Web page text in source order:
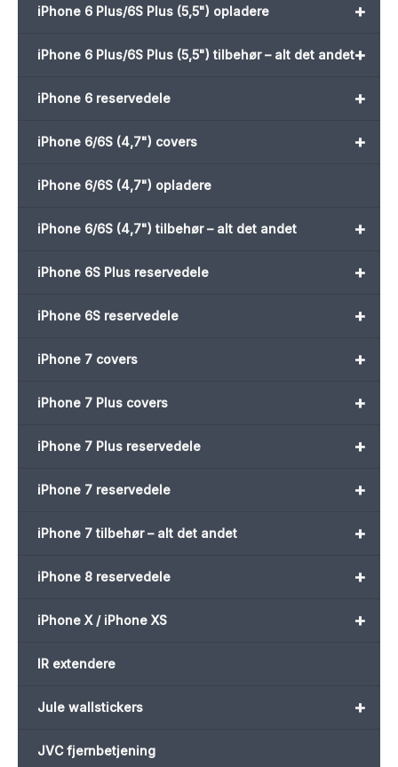
+
iPhone 6 Plus/6S Plus (5,5") opladere
+
iPhone 6 Plus/6S Plus (5,5") tilbehør – alt det andet
+
iPhone 6 reservedele
+
iPhone 6/6S (4,7") covers
iPhone 6/6S (4,7") opladere
+
iPhone 6/6S (4,7") tilbehør – alt det andet
+
iPhone 6S Plus reservedele
+
iPhone 6S reservedele
+
iPhone 7 covers
+
iPhone 7 Plus covers
+
iPhone 7 Plus reservedele
+
iPhone 7 reservedele
+
iPhone 7 tilbehør – alt det andet
+
iPhone 8 reservedele
+
iPhone X / iPhone XS
IR extendere
+
Jule wallstickers
JVC fjernbetjening